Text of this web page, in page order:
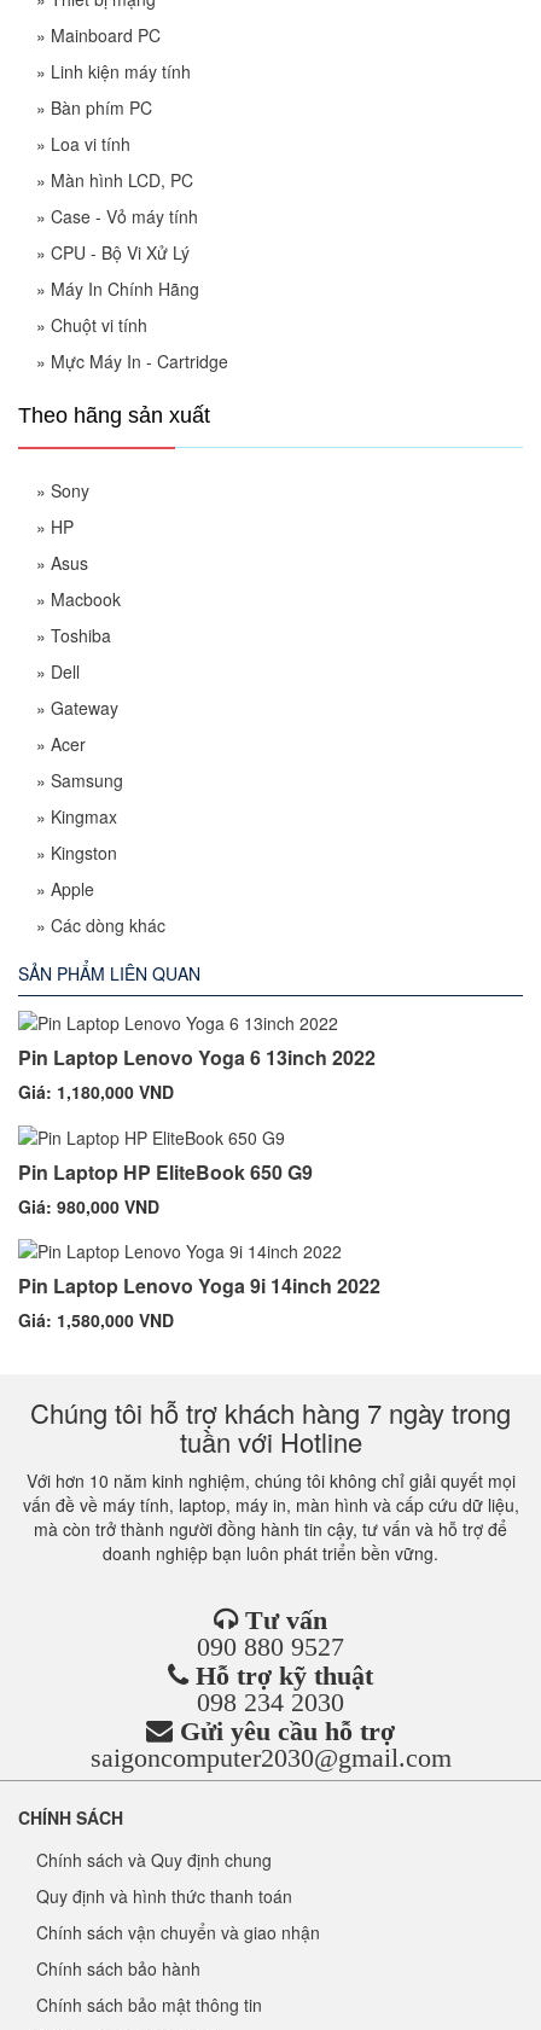
» Mainboard PC
» Linh kiện máy tính
» Bàn phím PC
» Loa vi tính
» Màn hình LCD, PC
» Case - Vỏ máy tính
» CPU - Bộ Vi Xử Lý
» Máy In Chính Hãng
» Chuột vi tính
» Mực Máy In - Cartridge
Theo hãng sản xuất
» Sony
» HP
» Asus
» Macbook
» Toshiba
» Dell
» Gateway
» Acer
» Samsung
» Kingmax
» Kingston
» Apple
» Các dòng khác
SẢN PHẨM LIÊN QUAN
Pin Laptop Lenovo Yoga 6 13inch 2022
Giá: 1,180,000 VND
Pin Laptop HP EliteBook 650 G9
Giá: 980,000 VND
Pin Laptop Lenovo Yoga 9i 14inch 2022
Giá: 1,580,000 VND
Chúng tôi hỗ trợ khách hàng 7 ngày trong
tuần với Hotline
Với hơn 10 năm kinh nghiệm, chúng tôi không chỉ giải quyết mọi
vấn đề về máy tính, laptop, máy in, màn hình và cấp cứu dữ liệu,
mà còn trở thành người đồng hành tin cậy, tư vấn và hỗ trợ để
doanh nghiệp bạn luôn phát triển bền vững.
Tư vấn
090 880 9527
Hỗ trợ kỹ thuật
098 234 2030
Gửi yêu cầu hỗ trợ
saigoncomputer2030@gmail.com
CHÍNH SÁCH
Chính sách và Quy định chung
Quy định và hình thức thanh toán
Chính sách vận chuyển và giao nhận
Chính sách bảo hành
Chính sách bảo mật thông tin